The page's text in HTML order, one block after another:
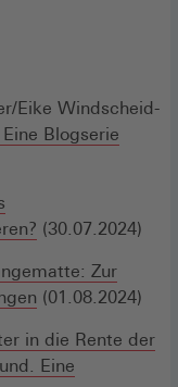
Eike Windscheid-
Blogserie
(30.07.2024)
Zur
(01.08.2024)
in die Rente der
Eine